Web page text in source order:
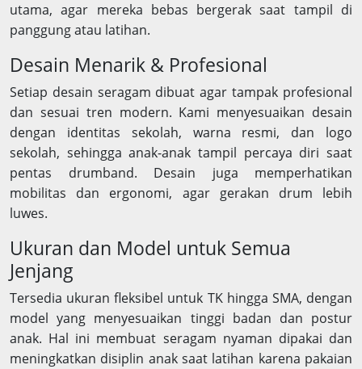
utama, agar mereka bebas bergerak saat tampil di
panggung atau latihan.
Desain Menarik & Profesional
Setiap desain seragam dibuat agar tampak profesional
dan sesuai tren modern. Kami menyesuaikan desain
dengan identitas sekolah, warna resmi, dan logo
sekolah, sehingga anak-anak tampil percaya diri saat
pentas drumband. Desain juga memperhatikan
mobilitas dan ergonomi, agar gerakan drum lebih
luwes.
Ukuran dan Model untuk Semua
Jenjang
Tersedia ukuran fleksibel untuk TK hingga SMA, dengan
model yang menyesuaikan tinggi badan dan postur
anak. Hal ini membuat seragam nyaman dipakai dan
meningkatkan disiplin anak saat latihan karena pakaian